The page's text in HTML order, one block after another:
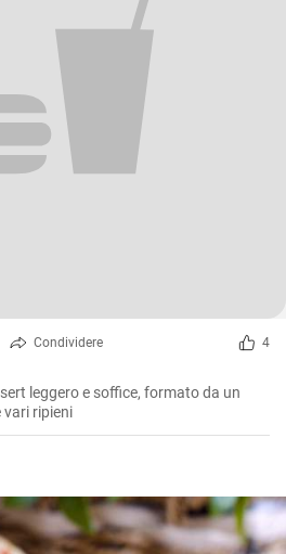
Condividere 4
leggero e soffice, formato da un
ripieni